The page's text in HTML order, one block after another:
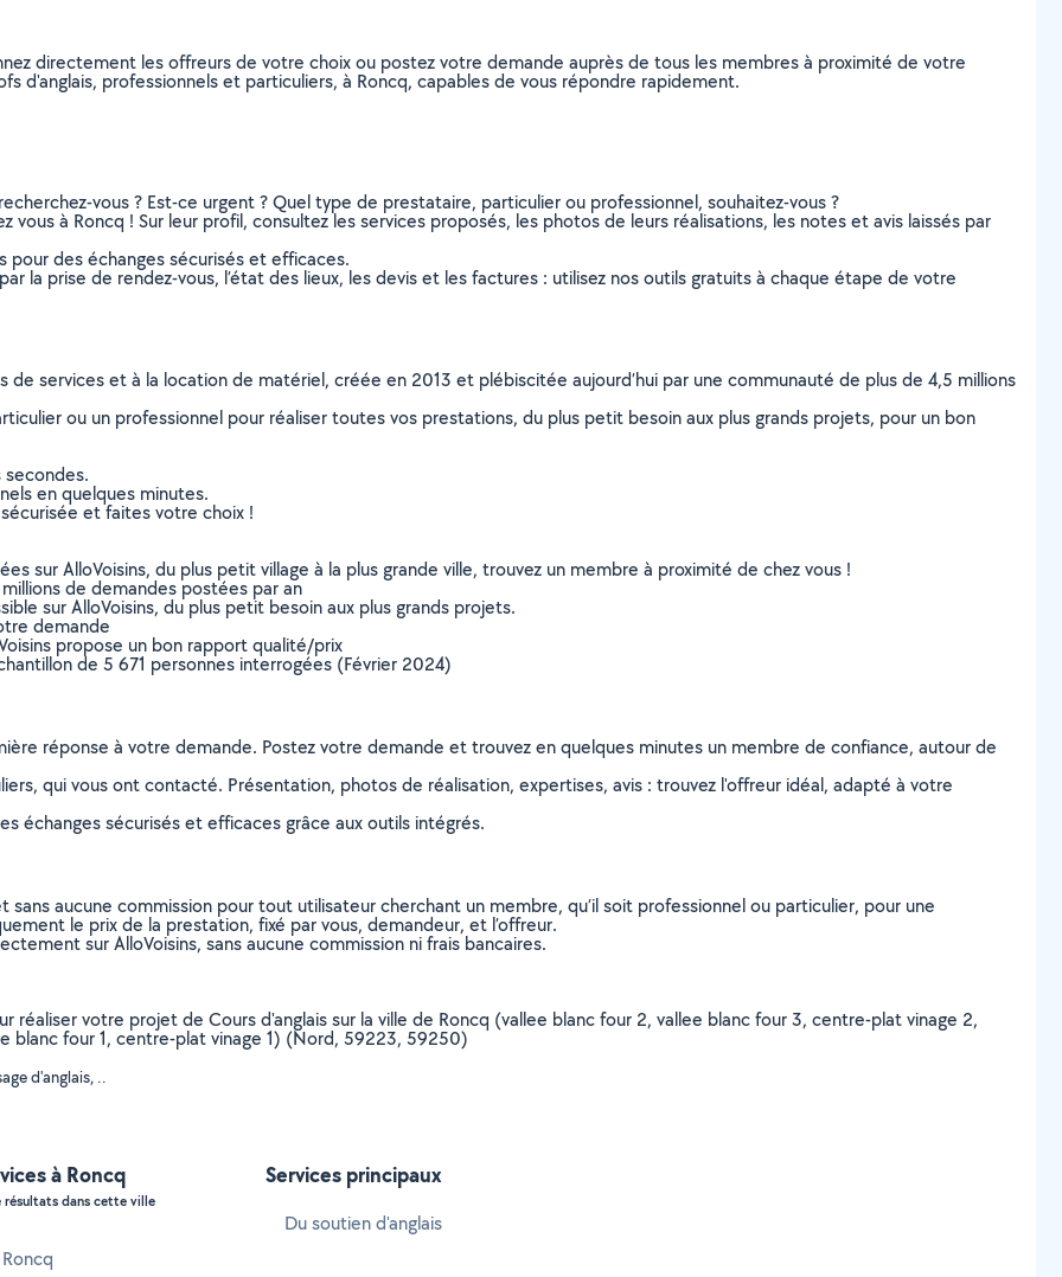
directement les offreurs de votre choix ou postez votre demande auprès de tous les membres à proximité de votre
d'anglais, professionnels et particuliers, à Roncq, capables de vous répondre rapidement.
vous ? Est-ce urgent ? Quel type de prestataire, particulier ou professionnel, souhaitez-vous ?
à Roncq ! Sur leur profil, consultez les services proposés, les photos de leurs réalisations, les notes et avis laissés par
pour des échanges sécurisés et efficaces.
la prise de rendez-vous, l’état des lieux, les devis et les factures : utilisez nos outils gratuits à chaque étape de votre
de services et à la location de matériel, créée en 2013 et plébiscitée aujourd’hui par une communauté de plus de 4,5 millions
ou un professionnel pour réaliser toutes vos prestations, du plus petit besoin aux plus grands projets, pour un bon
secondes.
en quelques minutes.
et faites votre choix !
sur AlloVoisins, du plus petit village à la plus grande ville, trouvez un membre à proximité de chez vous !
de demandes postées par an
sur AlloVoisins, du plus petit besoin aux plus grands projets.
demande
propose un bon rapport qualité/prix
de 5 671 personnes interrogées (Février 2024)
réponse à votre demande. Postez votre demande et trouvez en quelques minutes un membre de confiance, autour de
qui vous ont contacté. Présentation, photos de réalisation, expertises, avis : trouvez l'offreur idéal, adapté à votre
échanges sécurisés et efficaces grâce aux outils intégrés.
aucune commission pour tout utilisateur cherchant un membre, qu’il soit professionnel ou particulier, pour une
le prix de la prestation, fixé par vous, demandeur, et l’offreur.
sur AlloVoisins, sans aucune commission ni frais bancaires.
réaliser votre projet de Cours d'anglais sur la ville de Roncq (vallee blanc four 2, vallee blanc four 3, centre-plat vinage 2,
blanc four 1, centre-plat vinage 1) (Nord, 59223, 59250)
d'anglais, ..
à Roncq
résultats dans cette ville
Services principaux
Du soutien d'anglais